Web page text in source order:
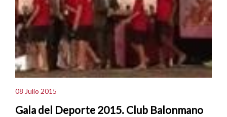
08 Julio 2015
Gala del Deporte 2015. Club Balonmano